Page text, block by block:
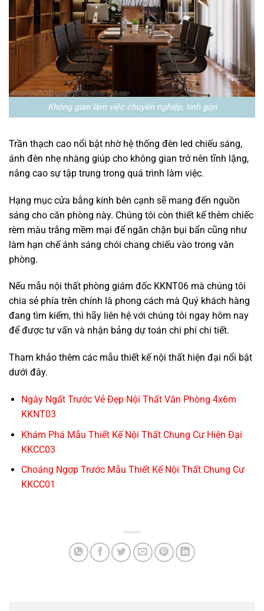
Không gian làm việc chuyên nghiệp, tinh gọn
Trần thạch cao nổi bật nhờ hệ thống đèn led chiếu sáng,
ánh đèn nhẹ nhàng giúp cho không gian trở nên tĩnh lặng,
nâng cao sự tập trung trong quá trình làm việc.
Hạng mục cửa bằng kính bên cạnh sẽ mang đến nguồn
sáng cho căn phòng này. Chúng tôi còn thiết kế thêm chiếc
rèm màu trắng mềm mại để ngăn chặn bụi bẩn cũng như
làm hạn chế ánh sáng chói chang chiếu vào trong văn
phòng.
Nếu mẫu nội thất phòng giám đốc KKNT06 mà chúng tôi
chia sẻ phía trên chính là phong cách mà Quý khách hàng
đang tìm kiếm, thì hãy liên hệ với chúng tôi ngay hôm nay
để được tư vấn và nhận bảng dự toán chi phí chi tiết.
Tham khảo thêm các mẫu thiết kế nội thất hiện đại nổi bật
dưới đây.
Ngây Ngất Trước Vẻ Đẹp Nội Thất Văn Phòng 4x6m
KKNT03
Khám Phá Mẫu Thiết Kế Nội Thất Chung Cư Hiện Đại
KKCC03
Choáng Ngợp Trước Mẫu Thiết Kế Nội Thất Chung Cư
KKCC01